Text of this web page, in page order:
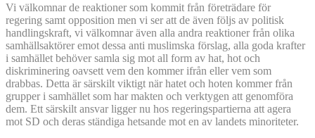
Vi välkomnar de reaktioner som kommit från företrädare för
regering samt opposition men vi ser att de även följs av politisk
handlingskraft, vi välkomnar även alla andra reaktioner från olika
samhällsaktörer emot dessa anti muslimska förslag, alla goda krafter
i samhället behöver samla sig mot all form av hat, hot och
diskriminering oavsett vem den kommer ifrån eller vem som
drabbas. Detta är särskilt viktigt när hatet och hoten kommer från
grupper i samhället som har makten och verktygen att genomföra
dem. Ett särskilt ansvar ligger nu hos regeringspartierna att agera
mot SD och deras ständiga hetsande mot en av landets minoriteter.